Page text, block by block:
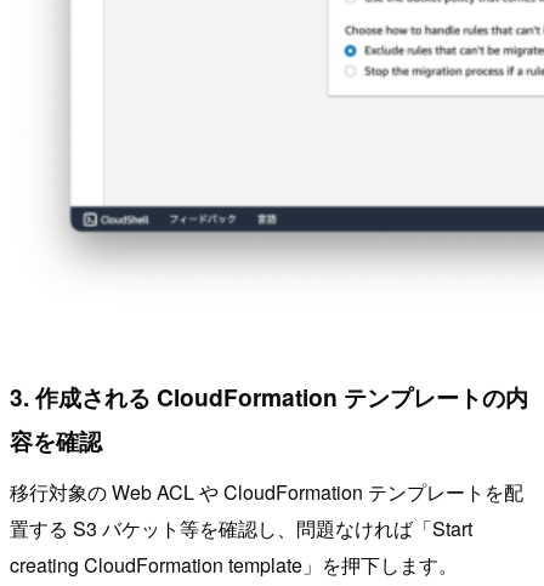
3. 作成される CloudFormation テンプレートの内
容を確認
移行対象の Web ACL や CloudFormation テンプレートを配
置する S3 バケット等を確認し、問題なければ「Start
creating CloudFormation template」を押下します。